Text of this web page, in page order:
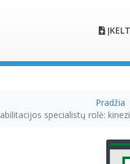
Pradžia
specialistų rolė: